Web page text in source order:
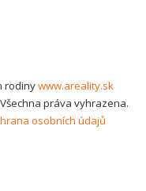
rodinywww.areality.sk
Všechna práva vyhrazena.
osobních údajů